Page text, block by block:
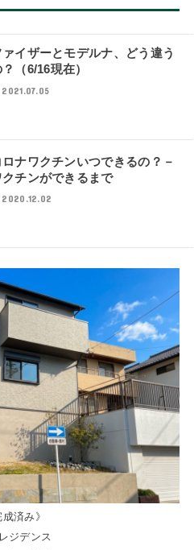
ァイザーとモデルナ、どう違う
（6/16現在）
2021.07.05
ロナワクチンいつできるの？－
クチンができるまで
2020.12.02
成済み》
ジデンス